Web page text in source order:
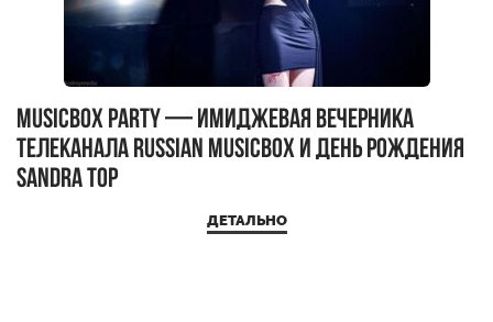
MUSICBOX PARTY — имиджевая вечерника
телеканала RUSSIAN MUSICBOX и день рождения
Sandra Top
ДЕТАЛЬНО